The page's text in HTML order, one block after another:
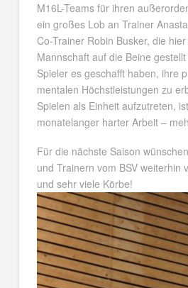
M16L-Teams für ihren
ein großes Lob an Trainer
Co-Trainer Robin Busker, die
Mannschaft auf die Beine
Spieler es geschafft haben, ihre
mentalen Höchstleistungen zu
Spielen als Einheit aufzutreten,
monatelanger harter Arbeit –
Für die nächste Saison
und Trainern vom BSV weiterhin
und sehr viele Körbe!